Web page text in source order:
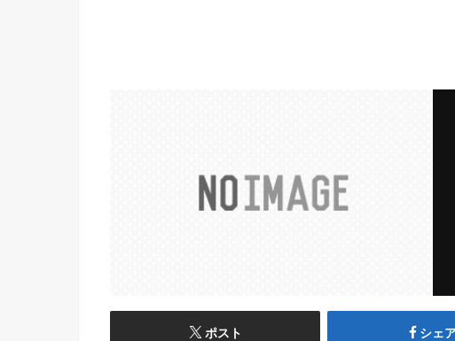
ポスト シェ